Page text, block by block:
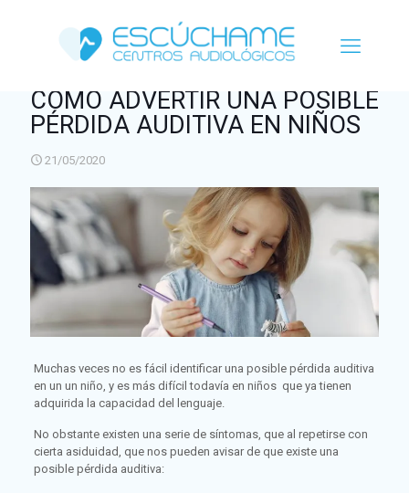
CÓMO ADVERTIR UNA POSIBLE
PÉRDIDA AUDITIVA EN NIÑOS
21/05/2020
Muchas veces no es fácil identificar una posible pérdida auditiva
en un un niño, y es más difícil todavía en niños que ya tienen
adquirida la capacidad del lenguaje.
No obstante existen una serie de síntomas, que al repetirse con
cierta asiduidad, que nos pueden avisar de que existe una
posible pérdida auditiva: